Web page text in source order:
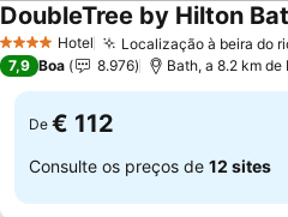
4 EstrelasHotel Localização à beira do
DoubleTree by Hilton
7,9 Boa 8.976 Bath, a 8.2 km de
De € 112
Consulte os preços de 12 sites